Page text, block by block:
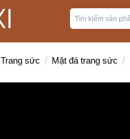
Trang sức / Mặt đá trang sức /